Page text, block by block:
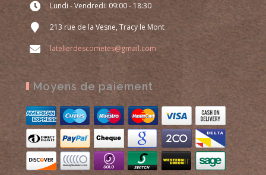
Lundi - Vendredi: 09:00 - 18:30
213 rue de la Vesne, Tracy le Mont
latelierdescometes@gmail.com
Moyens de paiement